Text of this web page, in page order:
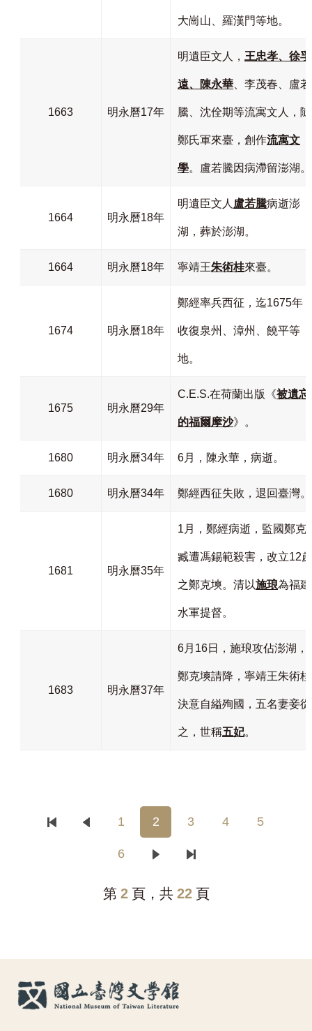
大崗山、羅漢門等地。
1663 明永曆17年
明遺臣文人， 王忠孝、徐孚
遠、陳永華、李茂春、盧若
騰、沈佺期等流寓文人，隨
鄭氏軍來臺，創作流寓文
學。盧若騰因病滯留澎湖。
1664 明永曆18年
明遺臣文人 盧若騰病逝澎
湖，葬於澎湖。
1664 明永曆18年 寧靖王朱術桂來臺。
1674 明永曆18年
鄭經率兵西征，迄1675年
收復泉州、漳州、饒平等
地。
1675 明永曆29年
C.E.S.在荷蘭出版《被遺忘
的福爾摩沙》。
1680 明永曆34年 6月，陳永華，病逝。
1680 明永曆34年 鄭經西征失敗，退回臺灣。
1681 明永曆35年
1月，鄭經病逝，監國鄭克
臧遭馮錫範殺害，改立12歲
之鄭克塽。清以施琅為福建
水軍提督。
1683 明永曆37年
6月16日，施琅攻佔澎湖，
鄭克塽請降，寧靖王朱術桂
決意自縊殉國，五名妻妾從
之，世稱五妃。
1 2 3 4 5
6
第 2 頁，共 22 頁